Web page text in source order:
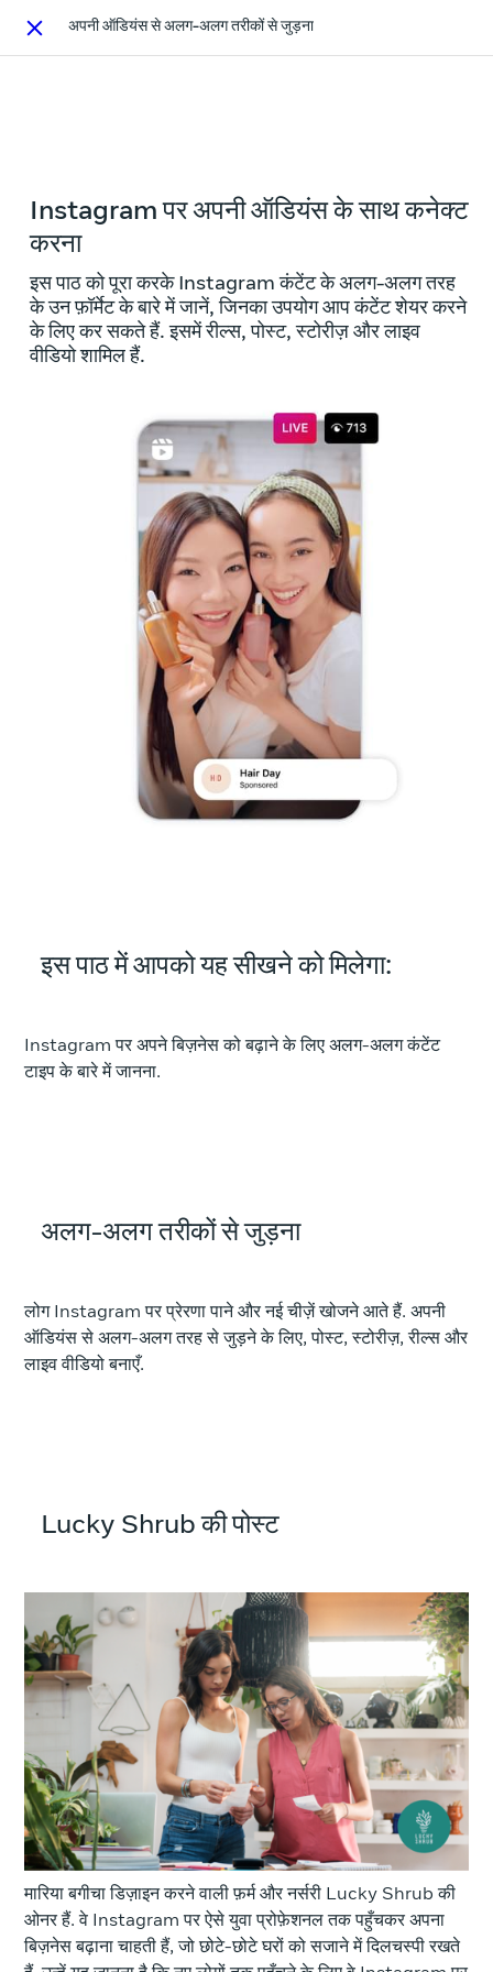
Close
अपनी ऑडियंस से अलग-अलग तरीकों से जुड़ना
Instagram पर अपनी ऑडियंस के साथ कनेक्ट
करना
इस पाठ को पूरा करके Instagram कंटेंट के अलग-अलग तरह
के उन फ़ॉर्मेट के बारे में जानें, जिनका उपयोग आप कंटेंट शेयर करने
के लिए कर सकते हैं. इसमें रील्स, पोस्ट, स्टोरीज़ और लाइव
वीडियो शामिल हैं.
इस पाठ में आपको यह सीखने को मिलेगा:
Instagram पर अपने बिज़नेस को बढ़ाने के लिए अलग-अलग कंटेंट
टाइप के बारे में जानना.
अलग-अलग तरीकों से जुड़ना
लोग Instagram पर प्रेरणा पाने और नई चीज़ें खोजने आते हैं. अपनी
ऑडियंस से अलग-अलग तरह से जुड़ने के लिए, पोस्ट, स्टोरीज़, रील्स और
लाइव वीडियो बनाएँ.
Lucky Shrub की पोस्ट
मारिया बगीचा डिज़ाइन करने वाली फ़र्म और नर्सरी Lucky Shrub की
ओनर हैं. वे Instagram पर ऐसे युवा प्रोफ़ेशनल तक पहुँचकर अपना
बिज़नेस बढ़ाना चाहती हैं, जो छोटे-छोटे घरों को सजाने में दिलचस्पी रखते